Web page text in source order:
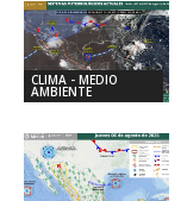
CLIMA - MEDIO
AMBIENTE